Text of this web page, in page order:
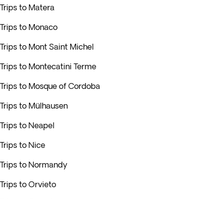
Trips to Matera
Trips to Monaco
Trips to Mont Saint Michel
Trips to Montecatini Terme
Trips to Mosque of Cordoba
Trips to Mülhausen
Trips to Neapel
Trips to Nice
Trips to Normandy
Trips to Orvieto